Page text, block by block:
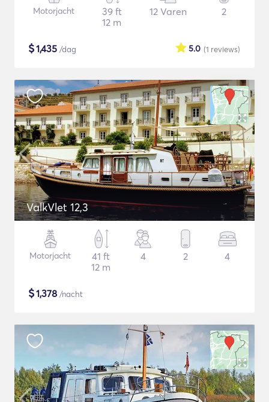
Motorjacht
39 ft
12 m
12 Varen 2
$1,435 /dag (1 reviews)
5.0
ValkVlet 12,3
Motorjacht
41 ft
12 m
4 2 4
$1,378 /nacht